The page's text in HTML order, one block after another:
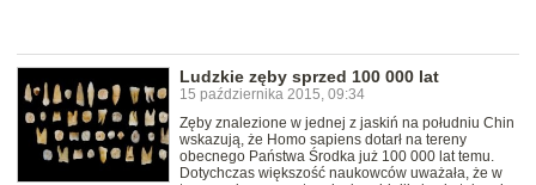
Ludzkie zęby sprzed 100 000 lat
15 października 2015, 09:34
Zęby znalezione w jednej z jaskiń na południu Chin
wskazują, że Homo sapiens dotarł na tereny
obecnego Państwa Środka już 100 000 lat temu.
Dotychczas większość naukowców uważała, że w